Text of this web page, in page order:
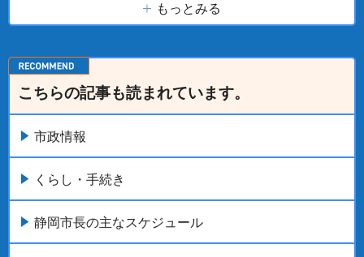
もっとみる
こちらの記事も読まれています。
市政情報
くらし・手続き
静岡市長の主なスケジュール